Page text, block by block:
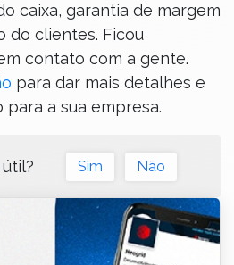
caixa, garantia de margem
do clientes. Ficou
contato com a gente.
para dar mais detalhes e
para a sua empresa.
Sim Não